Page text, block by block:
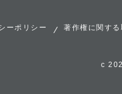
ーポリシー 著作権に関する
c